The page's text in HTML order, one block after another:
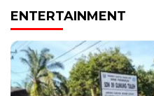
ENTERTAINMENT